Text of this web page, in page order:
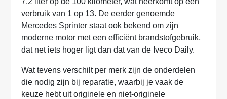
verbruik van 1 op 13. De eerder genoemde
Mercedes Sprinter staat ook bekend om zijn
moderne motor met een efficiënt brandstofgebruik,
dat net iets hoger ligt dan dat van de Iveco Daily.
Wat tevens verschilt per merk zijn de onderdelen
die nodig zijn bij reparatie, waarbij je vaak de
keuze hebt uit originele en niet-originele